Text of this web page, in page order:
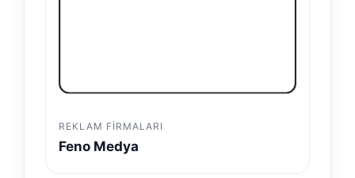
REKLAM FIRMALARI
Feno Medya